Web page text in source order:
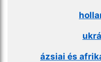
ázsiai és